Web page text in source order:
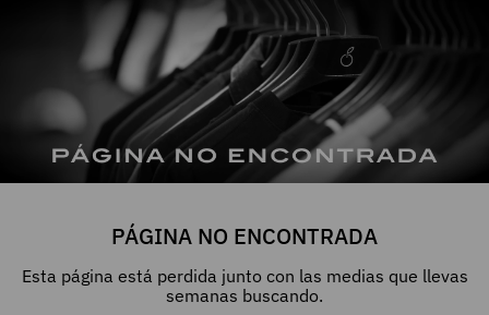
PÁGINA NO ENCONTRADA
Esta página está perdida junto con las medias que llevas
semanas buscando.